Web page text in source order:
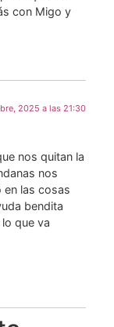
con Migo y
2025 a las 21:30
nos quitan la
nos
en las cosas
bendita
que va